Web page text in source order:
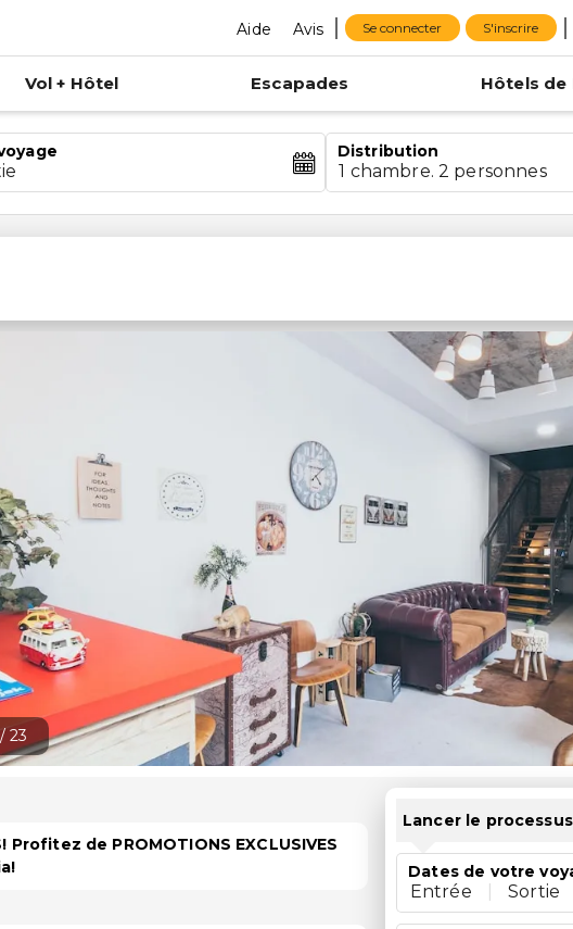
Aide Avis Se connecter S'inscrire
Vol + Hôtel Escapades Hôtels de
Distribution
1 chambre. 2 personnes
/23
de PROMOTIONS EXCLUSIVES
Lancer le
Dates de votre
Entrée Sortie